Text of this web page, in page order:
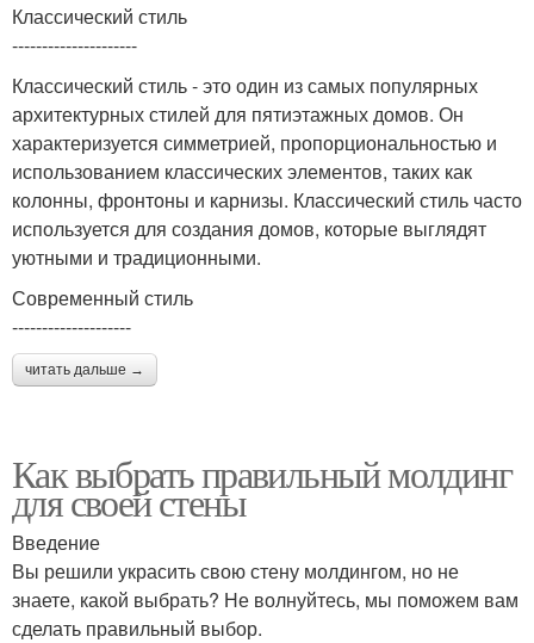
Классический стиль
---------------------
Классический стиль - это один из самых популярных
архитектурных стилей для пятиэтажных домов. Он
характеризуется симметрией, пропорциональностью и
использованием классических элементов, таких как
колонны, фронтоны и карнизы. Классический стиль часто
используется для создания домов, которые выглядят
уютными и традиционными.
Современный стиль
--------------------
читать дальше →
Как выбрать правильный молдинг
для своей стены
Введение
Вы решили украсить свою стену молдингом, но не
знаете, какой выбрать? Не волнуйтесь, мы поможем вам
сделать правильный выбор.